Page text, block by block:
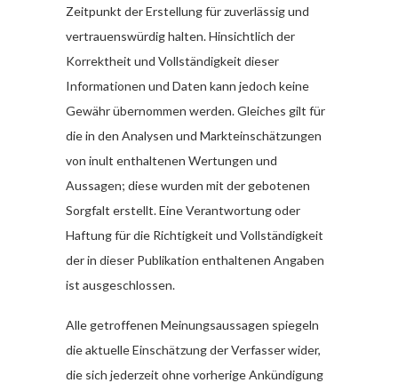
Zeitpunkt der Erstellung für zuverlässig und
vertrauenswürdig halten. Hinsichtlich der
Korrektheit und Vollständigkeit dieser
Informationen und Daten kann jedoch keine
Gewähr übernommen werden. Gleiches gilt für
die in den Analysen und Markteinschätzungen
von inult enthaltenen Wertungen und
Aussagen; diese wurden mit der gebotenen
Sorgfalt erstellt. Eine Verantwortung oder
Haftung für die Richtigkeit und Vollständigkeit
der in dieser Publikation enthaltenen Angaben
ist ausgeschlossen.
Alle getroffenen Meinungsaussagen spiegeln
die aktuelle Einschätzung der Verfasser wider,
die sich jederzeit ohne vorherige Ankündigung